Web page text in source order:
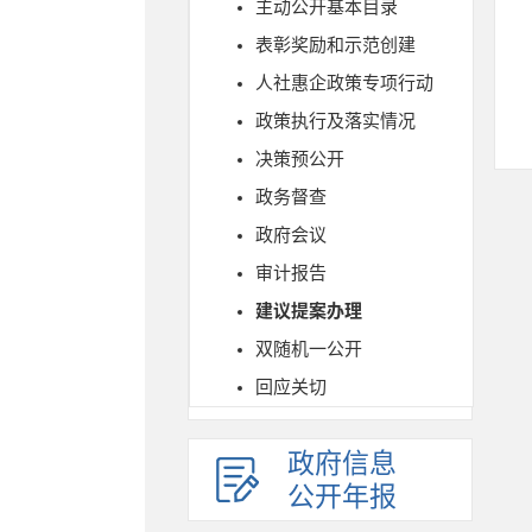
主动公开基本目录
表彰奖励和示范创建
人社惠企政策专项行动
政策执行及落实情况
决策预公开
政务督查
政府会议
审计报告
建议提案办理
双随机一公开
回应关切
政府信息
公开年报